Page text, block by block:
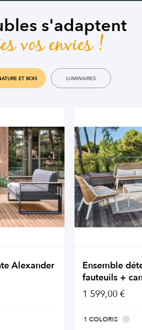
s'adaptent
vos envies !
ET BOIS LUMINAIRES
Alexander
Ensemble
fauteuils +
1 599,00 €
1 COLORIS